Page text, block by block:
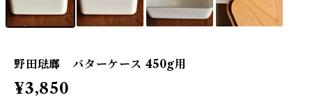
野田琺瑯 バターケース 450g用
¥3,850